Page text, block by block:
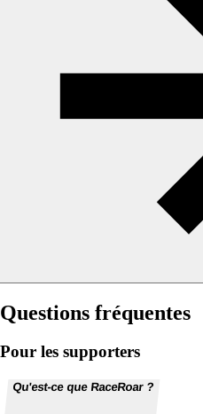
Questions fréquentes
Pour les supporters
Qu'est-ce que RaceRoar ?